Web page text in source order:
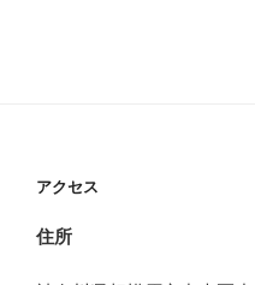
アクセス
住所